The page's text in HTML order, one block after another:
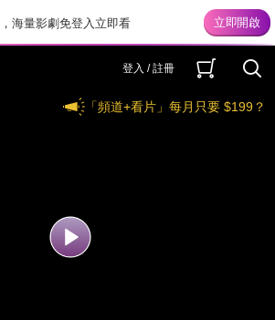
海量影劇免登入立即看
登入 / 註冊
「頻道+看片」每月只要 $199？